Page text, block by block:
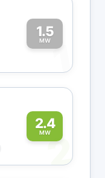
1.5
MW1
2.4
MW2